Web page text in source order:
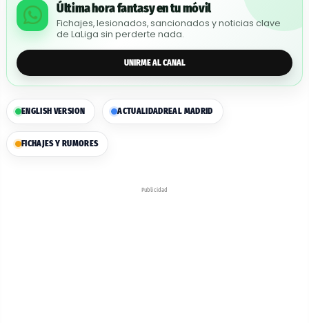
Última hora fantasy en tu móvil
Fichajes, lesionados, sancionados y noticias clave
de LaLiga sin perderte nada.
UNIRME AL CANAL
ENGLISH VERSION ACTUALIDAD REAL MADRID
FICHAJES Y RUMORES
Publicidad